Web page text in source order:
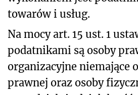
towarów i usług.
Na mocy art. 15 ust. 1
podatnikami są osoby
organizacyjne niemające
prawnej oraz osoby